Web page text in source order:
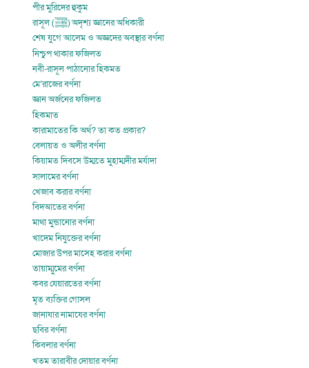
পীর মুরিদের হুকুম
রাসূল (ﷺ) অদৃশ্য জ্ঞানের অধিকারী
শেষ যুগে আলেম ও অজ্ঞদের অবস্থার বর্ণনা
নিশ্চুপ থাকার ফজিলত
নবী-রাসূল পাঠানোর হিকমত
মে’রাজের বর্ণনা
জ্ঞান অর্জনের ফজিলত
হিকমাত
কারামাতের কি অর্থ? তা কত প্রকার?
বেলায়ত ও অলীর বর্ণনা
কিয়ামত দিবসে উম্মতে মুহাম্মদীর মর্যাদা
সালামের বর্ণনা
খেজাব করার বর্ণনা
বিদআতের বর্ণনা
মাথা মুন্ডানোর বর্ণনা
খাদেম নিযুক্তের বর্ণনা
মোজার উপর মাসেহ করার বর্ণনা
তায়াম্মুমের বর্ণনা
কবর যেয়ারতের বর্ণনা
মৃত ব্যক্তির গোসল
জানাযার নামাযের বর্ণনা
ছবির বর্ণনা
কিবলার বর্ণনা
খতম তারাবীর দোয়ার বর্ণনা